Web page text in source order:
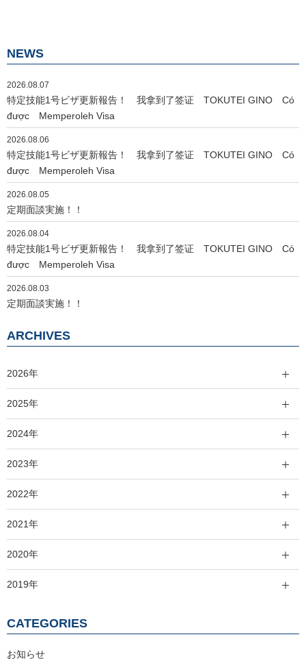
ゲ
シ
ョ
ン
NEWS
2026.08.07
特定技能1号ビザ更新報告！ 我拿到了签证 TOKUTEI GINO Có
được Memperoleh Visa
2026.08.06
特定技能1号ビザ更新報告！ 我拿到了签证 TOKUTEI GINO Có
được Memperoleh Visa
2026.08.05
定期面談実施！！
2026.08.04
特定技能1号ビザ更新報告！ 我拿到了签证 TOKUTEI GINO Có
được Memperoleh Visa
2026.08.03
定期面談実施！！
ARCHIVES
2026年
2025年
2024年
2023年
2022年
2021年
2020年
2019年
CATEGORIES
お知らせ